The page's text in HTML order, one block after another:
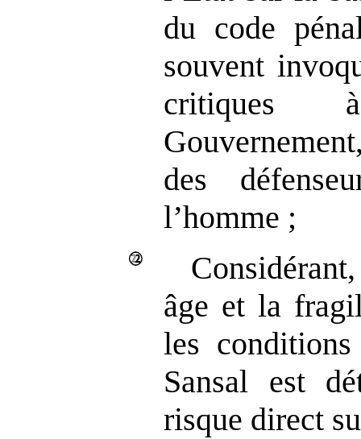
du code
souvent
critiques
des
l’homme ;
âge et la
les
Sansal est
risque direct